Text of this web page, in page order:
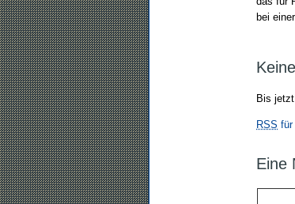
bei einer
Bis
RSS für
Eine